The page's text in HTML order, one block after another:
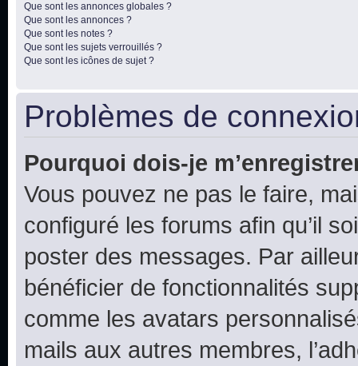
Que sont les annonces globales ?
Que sont les annonces ?
Que sont les notes ?
Que sont les sujets verrouillés ?
Que sont les icônes de sujet ?
Problèmes de
Pourquoi dois-je
Vous pouvez ne pas le faire,
configuré les forums afin qu’il
poster des messages. Par
bénéficier de fonctionnalités
comme les avatars
mails aux autres membres,